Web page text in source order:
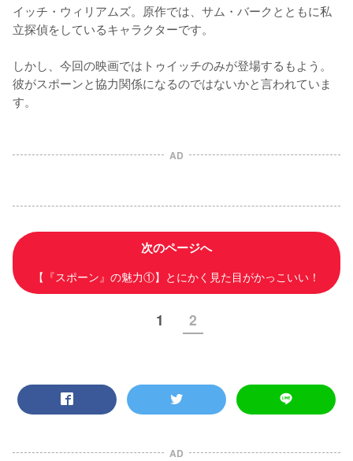
イッチ・ウィリアムズ。原作では、サム・バークとともに私
立探偵をしているキャラクターです。
しかし、今回の映画ではトゥイッチのみが登場するもよう。
彼がスポーンと協力関係になるのではないかと言われていま
す。
AD
次のページへ
【『スポーン』の魅力①】とにかく見た目がかっこいい！
1 2
AD